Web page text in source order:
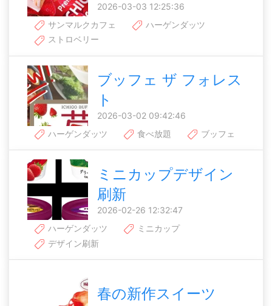
2026-03-03 12:25:36
サンマルクカフェ
ハーゲンダッツ
ストロベリー
ブッフェ ザ フォレス
ト
2026-03-02 09:42:46
ハーゲンダッツ
食べ放題 ブッフェ
ミニカップデザイン
刷新
2026-02-26 12:32:47
ハーゲンダッツ
ミニカップ
デザイン刷新
春の新作スイーツ